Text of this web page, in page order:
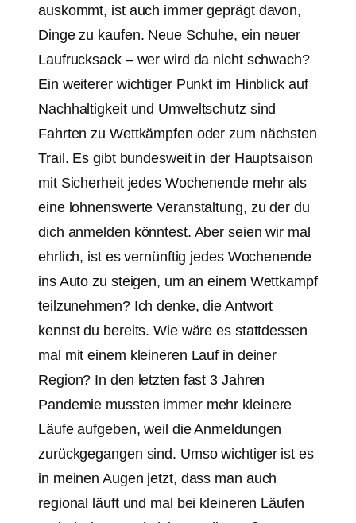
auskommt, ist auch immer geprägt davon,
Dinge zu kaufen. Neue Schuhe, ein neuer
Laufrucksack – wer wird da nicht schwach?
Ein weiterer wichtiger Punkt im Hinblick auf
Nachhaltigkeit und Umweltschutz sind
Fahrten zu Wettkämpfen oder zum nächsten
Trail. Es gibt bundesweit in der Hauptsaison
mit Sicherheit jedes Wochenende mehr als
eine lohnenswerte Veranstaltung, zu der du
dich anmelden könntest. Aber seien wir mal
ehrlich, ist es vernünftig jedes Wochenende
ins Auto zu steigen, um an einem Wettkampf
teilzunehmen? Ich denke, die Antwort
kennst du bereits. Wie wäre es stattdessen
mal mit einem kleineren Lauf in deiner
Region? In den letzten fast 3 Jahren
Pandemie mussten immer mehr kleinere
Läufe aufgeben, weil die Anmeldungen
zurückgegangen sind. Umso wichtiger ist es
in meinen Augen jetzt, dass man auch
regional läuft und mal bei kleineren Läufen